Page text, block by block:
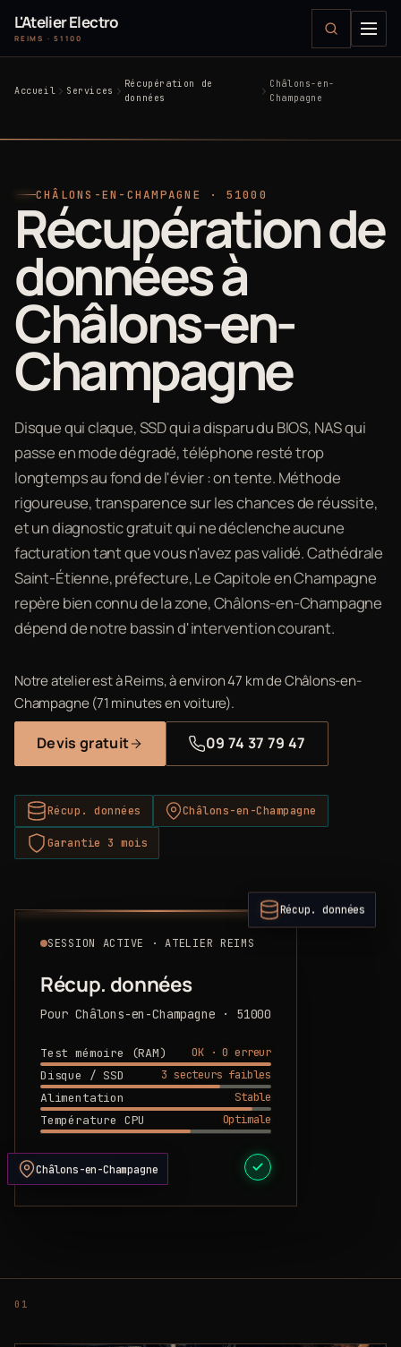
L'Atelier Electro
REIMS · 51100
Accueil Services
Récupération de
données
Châlons-en-
Champagne
CHÂLONS-EN-CHAMPAGNE · 51000
Récupération de
données à
Châlons-en-
Champagne
Disque qui claque, SSD qui a disparu du BIOS, NAS qui
passe en mode dégradé, téléphone resté trop
longtemps au fond de l'évier : on tente. Méthode
rigoureuse, transparence sur les chances de réussite,
et un diagnostic gratuit qui ne déclenche aucune
facturation tant que vous n'avez pas validé. Cathédrale
Saint-Étienne, préfecture, Le Capitole en Champagne
repère bien connu de la zone, Châlons-en-Champagne
dépend de notre bassin d'intervention courant.
Notre atelier est à Reims, à environ 47 km de Châlons-en-
Champagne (71 minutes en voiture).
Devis gratuit 09 74 37 79 47
Récup. données Châlons-en-Champagne
Garantie 3 mois
SESSION ACTIVE · ATELIER REIMS
Récup. données
Pour Châlons-en-Champagne · 51000
Test mémoire (RAM)
OK · 0 erreur
Disque / SSD
3 secteurs faibles
Alimentation
Stable
Température CPU
Optimale
DEVIS PRÊT
Récup. données
Châlons-en-Champagne